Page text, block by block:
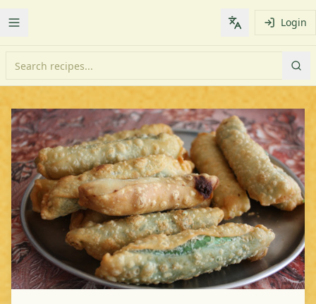
Toggle Menu Change Login